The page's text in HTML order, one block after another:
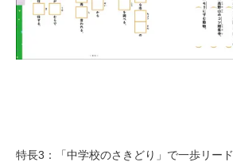
特長3：「中学校のさきどり」で一歩リード